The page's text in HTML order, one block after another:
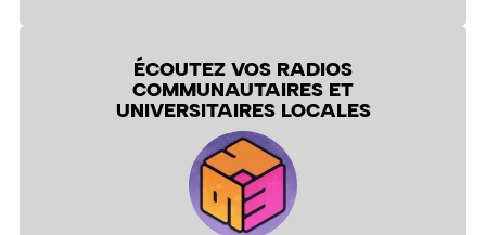
ÉCOUTEZ VOS RADIOS
COMMUNAUTAIRES ET
UNIVERSITAIRES LOCALES